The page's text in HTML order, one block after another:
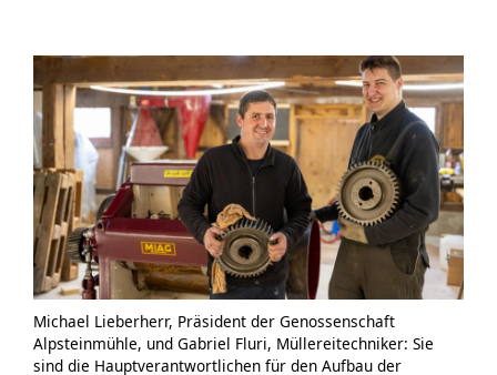
Michael Lieberherr, Präsident der Genossenschaft
Alpsteinmühle, und Gabriel Fluri, Müllereitechniker: Sie
sind die Hauptverantwortlichen für den Aufbau der